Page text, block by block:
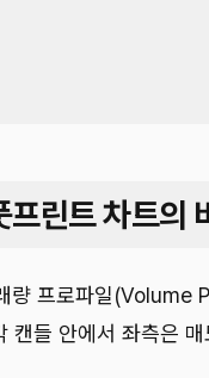
린트 차트의
량 프로파일(Volume
들 안에서 좌측은 매